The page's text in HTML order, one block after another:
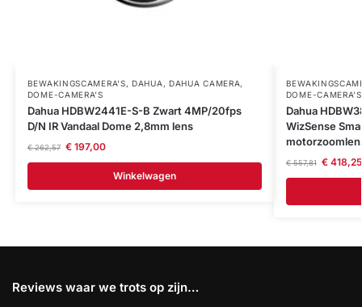
BEWAKINGSCAMERA'S, DAHUA , DAHUA CAMERA,
DOME-CAMERA’S
Dahua HDBW2441E-S-B Zwart 4MP/20fps
D/N IR Vandaal Dome 2,8mm lens
€262,57 €197,00
Winkelwagen
DOME-CAMERA’S
Dahua
WizSense
€557,81 €418,25
Reviews waar we trots op zijn…